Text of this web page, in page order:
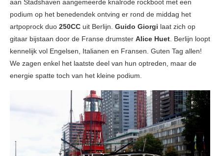
aan Stadshaven aangemeerde knalrode rockboot met een
podium op het benedendek ontving er rond de middag het
artpoprock duo 250CC uit Berlijn. Guido Giorgi laat zich op
gitaar bijstaan door de Franse drumster Alice Huet. Berlijn loopt
kennelijk vol Engelsen, Italianen en Fransen. Guten Tag allen!
We zagen enkel het laatste deel van hun optreden, maar de
energie spatte toch van het kleine podium.